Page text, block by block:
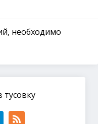
необходимо
тусовку